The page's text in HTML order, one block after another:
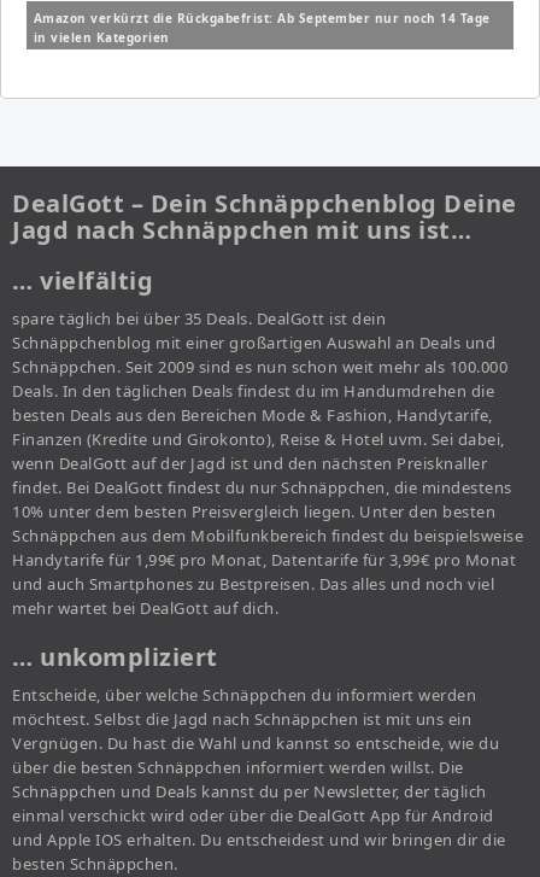
Amazon verkürzt die Rückgabefrist: Ab September nur noch 14 Tage
in vielen Kategorien
DealGott – Dein Schnäppchenblog Deine
Jagd nach Schnäppchen mit uns ist…
… vielfältig
spare täglich bei über 35 Deals. DealGott ist dein
Schnäppchenblog mit einer großartigen Auswahl an Deals und
Schnäppchen. Seit 2009 sind es nun schon weit mehr als 100.000
Deals. In den täglichen Deals findest du im Handumdrehen die
besten Deals aus den Bereichen Mode & Fashion, Handytarife,
Finanzen (Kredite und Girokonto), Reise & Hotel uvm. Sei dabei,
wenn DealGott auf der Jagd ist und den nächsten Preisknaller
findet. Bei DealGott findest du nur Schnäppchen, die mindestens
10% unter dem besten Preisvergleich liegen. Unter den besten
Schnäppchen aus dem Mobilfunkbereich findest du beispielsweise
Handytarife für 1,99€ pro Monat, Datentarife für 3,99€ pro Monat
und auch Smartphones zu Bestpreisen. Das alles und noch viel
mehr wartet bei DealGott auf dich.
… unkompliziert
Entscheide, über welche Schnäppchen du informiert werden
möchtest. Selbst die Jagd nach Schnäppchen ist mit uns ein
Vergnügen. Du hast die Wahl und kannst so entscheide, wie du
über die besten Schnäppchen informiert werden willst. Die
Schnäppchen und Deals kannst du per Newsletter, der täglich
einmal verschickt wird oder über die DealGott App für Android
und Apple IOS erhalten. Du entscheidest und wir bringen dir die
besten Schnäppchen.